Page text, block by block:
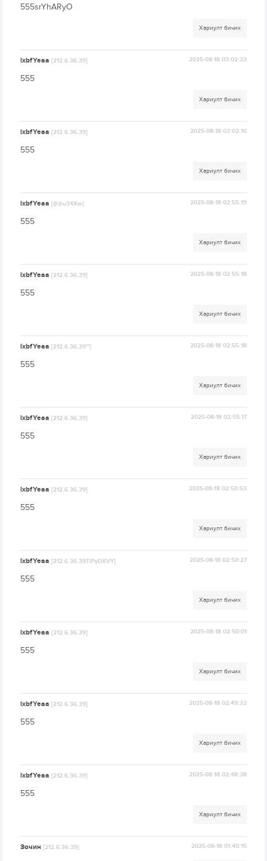
555srYhARyO
Хариулт бичих
lxbfYeaa[212.6.36.39] 2025-08-18 03:02:33
555
Хариулт бичих
lxbfYeaa[212.6.36.39] 2025-08-18 03:02:10
555
Хариулт бичих
lxbfYeaa[@@u34Xw] 2025-08-18 02:55:19
555
Хариулт бичих
lxbfYeaa[212.6.36.39] 2025-08-18 02:55:18
555
Хариулт бичих
lxbfYeaa[212.6.36.39'"] 2025-08-18 02:55:18
555
Хариулт бичих
lxbfYeaa[212.6.36.39] 2025-08-18 02:55:17
555
Хариулт бичих
lxbfYeaa[212.6.36.39] 2025-08-18 02:50:53
555
Хариулт бичих
lxbfYeaa[212.6.36.39TIPyDXVY] 2025-08-18 02:50:27
555
Хариулт бичих
lxbfYeaa[212.6.36.39] 2025-08-18 02:50:01
555
Хариулт бичих
lxbfYeaa[212.6.36.39] 2025-08-18 02:49:32
555
Хариулт бичих
lxbfYeaa[212.6.36.39] 2025-08-18 02:48:38
555
Хариулт бичих
Зочин[212.6.36.39] 2025-08-18 01:40:15